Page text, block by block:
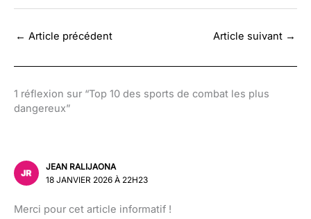
← Article précédent Article suivant →
1 réflexion sur “Top 10 des sports de combat les plus
dangereux”
JEAN RALIJAONA
18 JANVIER 2026 À 22H23
Merci pour cet article informatif !